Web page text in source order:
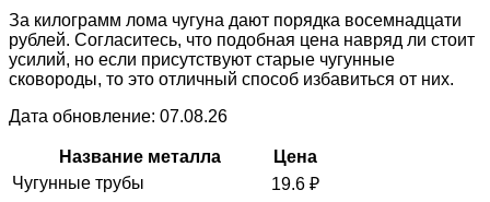
За килограмм лома чугуна дают порядка восемнадцати
рублей. Согласитесь, что подобная цена навряд ли стоит
усилий, но если присутствуют старые чугунные
сковороды, то это отличный способ избавиться от них.
Дата обновление: 07.08.26
Название металла
Цена
Чугунные трубы
19.6 ₽